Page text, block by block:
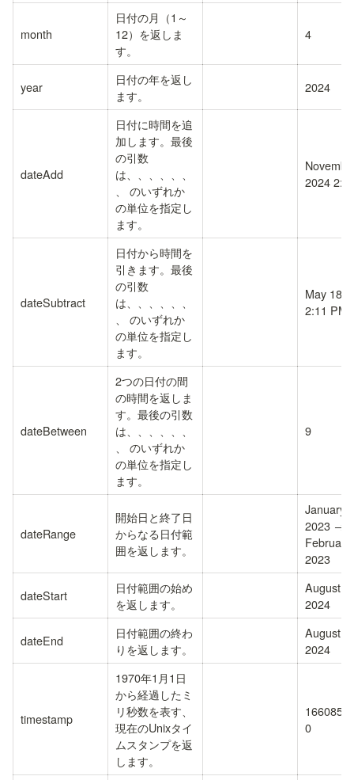
month
日付の月（1～
12）を返しま
す。
4
year
日付の年を返し
ます。
2024
dateAdd
日付に時間を追
加します。最後
の引数
は、
のいずれか
の単位を指定し
ます。
2024
dateSubtract
日付から時間を
引きます。最後
の引数
は、
のいずれか
の単位を指定し
ます。
May 18,
2:11 PM
dateBetween
2つの日付の間
の時間を返しま
す。最後の引数
は、
のいずれか
の単位を指定し
ます。
9
dateRange
開始日と終了日
からなる日付範
囲を返します。
January
2023 →
2023
dateStart
日付範囲の始め
を返します。
August
2024
dateEnd
日付範囲の終わ
りを返します。
August
2024
timestamp
1970年1月1日
から経過したミ
リ秒数を表す、
現在のUnixタイ
ムスタンプを返
します。
0